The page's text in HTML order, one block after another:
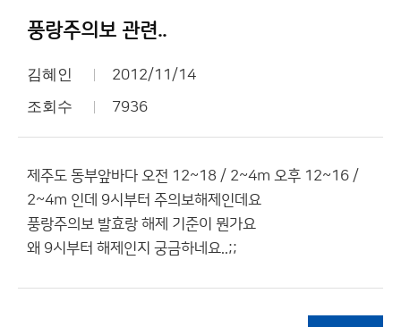
풍랑주의보 관련..
김혜인 2012/11/14
조회수 7936
제주도 동부앞바다 오전 12~18 / 2~4m 오후 12~16 /
2~4m 인데 9시부터 주의보해제인데요
풍랑주의보 발효랑 해제 기준이 뭔가요
왜 9시부터 해제인지 궁금하네요..;;